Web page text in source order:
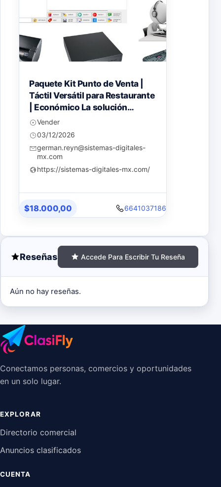
Paquete Kit Punto de Venta |
Táctil Versátil para Restaurante
| Económico La solución
específica para tu restaurante:
equipo + software
especializado + capacitación y
soporte completo.
Vender
03/12/2026
german.reyn@sistemas-digitales-
mx.com
https://sistemas-digitales-mx.com/
$18.000,00 6641037186
Reseñas Accede Para Escribir Tu Reseña
Aún no hay reseñas.
Conectamos personas, comercios y oportunidades
en un solo lugar.
EXPLORAR
Directorio comercial
Anuncios clasificados
CUENTA